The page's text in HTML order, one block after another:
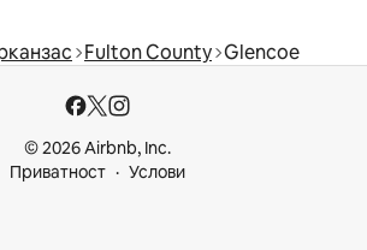
Fulton County Glencoe
© 2026 Airbnb, Inc.
Приватност
Услови